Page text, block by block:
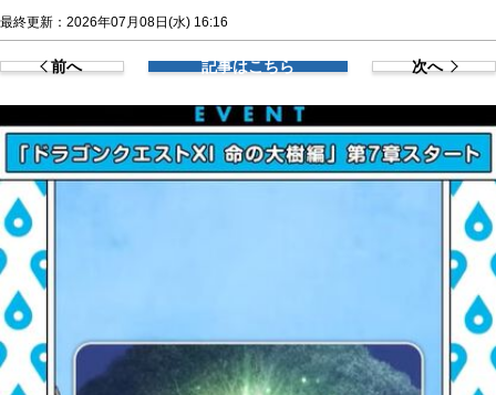
最終更新：2026年07月08日(水) 16:16
前へ 記事はこちら 次へ